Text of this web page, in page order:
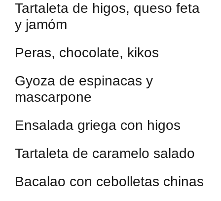
Tartaleta de higos, queso feta
y jamóm
Peras, chocolate, kikos
Gyoza de espinacas y
mascarpone
Ensalada griega con higos
Tartaleta de caramelo salado
Bacalao con cebolletas chinas